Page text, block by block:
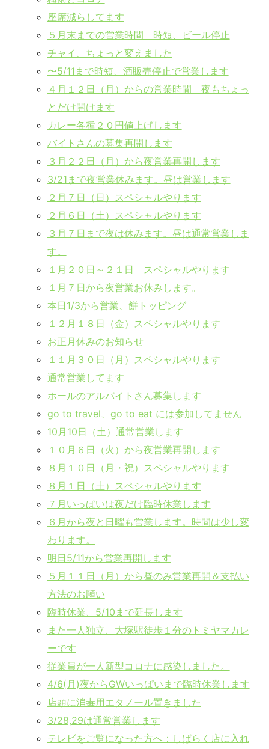
座席減らしてます
５月末までの営業時間 時短、ビール停止
チャイ、ちょっと変えました
〜5/11まで時短、酒販売停止で営業します
４月１２日（月）からの営業時間 夜もちょっ
とだけ開けます
カレー各種２０円値上げします
バイトさんの募集再開します
３月２２日（月）から夜営業再開します
3/21まで夜営業休みます。昼は営業します
２月７日（日）スペシャルやります
２月６日（土）スペシャルやります
３月７日まで夜は休みます。昼は通常営業しま
す。
１月２０日～２１日 スペシャルやります
１月７日から夜営業お休みします。
本日1/3から営業、餅トッピング
１２月１８日（金）スペシャルやります
お正月休みのお知らせ
１１月３０日（月）スペシャルやります
通常営業してます
ホールのアルバイトさん募集します
go to travel、go to eat には参加してません
10月10日（土）通常営業します
１０月６日（火）から夜営業再開します
８月１０日（月・祝）スペシャルやります
８月１日（土）スペシャルやります
７月いっぱいは夜だけ臨時休業します
６月から夜と日曜も営業します。時間は少し変
わります。
明日5/11から営業再開します
５月１１日（月）から昼のみ営業再開＆支払い
方法のお願い
臨時休業、5/10まで延長します
また一人独立、大塚駅徒歩１分のトミヤマカレ
ーです
従業員が一人新型コロナに感染しました。
4/6(月)夜からGWいっぱいまで臨時休業します
店頭に消毒用エタノール置きました
3/28,29は通常営業します
テレビをご覧になった方へ：しばらく店に入れ